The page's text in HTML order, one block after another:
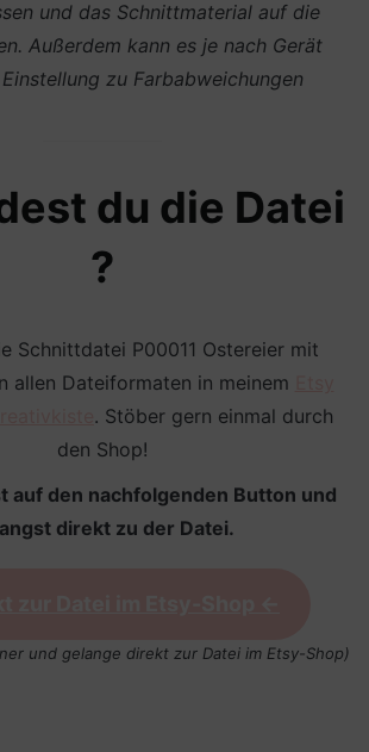
und das Schnittmaterial auf die
Außerdem kann es je nach Gerät
zu Farbabweichungen
du die Datei
?
Schnittdatei P00011 Ostereier mit
allen Dateiformaten in meinem
. Stöber gern einmal durch
den Shop!
auf den nachfolgenden Button und
direkt zu der Datei.
und gelange direkt zur Datei im Etsy-Shop)